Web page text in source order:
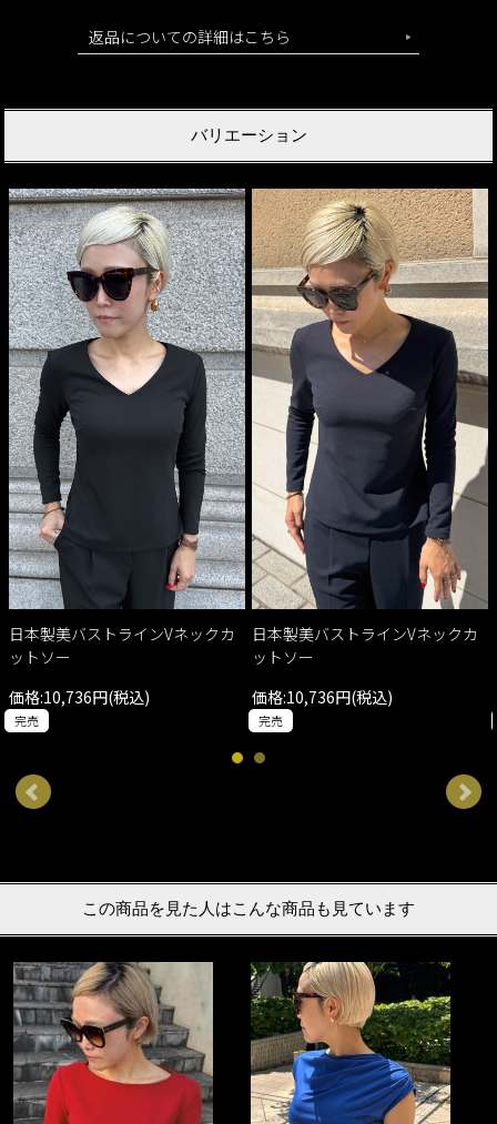
返品についての詳細はこちら
バリエーション
日本製美バストラインVネックカ
ットソー
価格:10,736円(税込)
完売
日本製美バストラインVネックカ
ットソー
価格:10,736円(税込)
完売
この商品を見た人はこんな商品も見ています